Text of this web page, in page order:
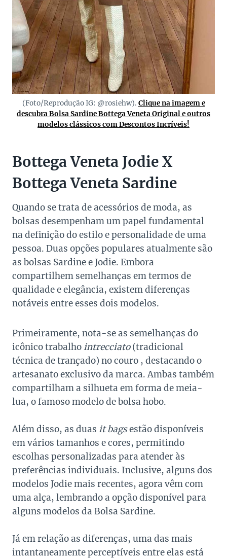
(Foto/Reprodução IG: @rosiehw). Clique na imagem e
descubra Bolsa Sardine Bottega Veneta Original e outros
modelos clássicos com Descontos Incríveis!
Bottega Veneta Jodie X
Bottega Veneta Sardine
Quando se trata de acessórios de moda, as
bolsas desempenham um papel fundamental
na definição do estilo e personalidade de uma
pessoa. Duas opções populares atualmente são
as bolsas Sardine e Jodie. Embora
compartilhem semelhanças em termos de
qualidade e elegância, existem diferenças
notáveis entre esses dois modelos.
Primeiramente, nota-se as semelhanças do
icônico trabalhointrecciato(tradicional
técnica de trançado) no couro , destacando o
artesanato exclusivo da marca. Ambas também
compartilham a silhueta em forma de meia-
lua, o famoso modelo de bolsa hobo.
Além disso, as duas it bagsestão disponíveis
em vários tamanhos e cores, permitindo
escolhas personalizadas para atender às
preferências individuais. Inclusive, alguns dos
modelos Jodie mais recentes, agora vêm com
uma alça, lembrando a opção disponível para
alguns modelos da Bolsa Sardine.
Já em relação as diferenças, uma das mais
intantaneamente perceptíveis entre elas está